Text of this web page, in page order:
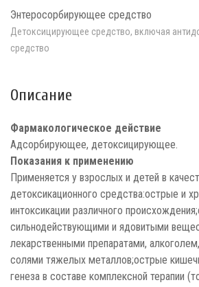
Энтеросорбирующее средство
Детоксицирующее средство, включая
средство
Описание
Фармакологическое действие
Адсорбирующее, детоксицирующее.
Показания к применению
Применяется у взрослых и детей в
детоксикационного средства:острые и
интоксикации различного
сильнодействующими и ядовитыми
лекарственными препаратами,
солями тяжелых металлов;острые
генеза в составе комплексной терапии